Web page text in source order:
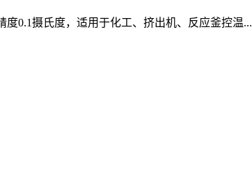
0.1摄氏度，适用于化工、挤出机、反应釜控温...